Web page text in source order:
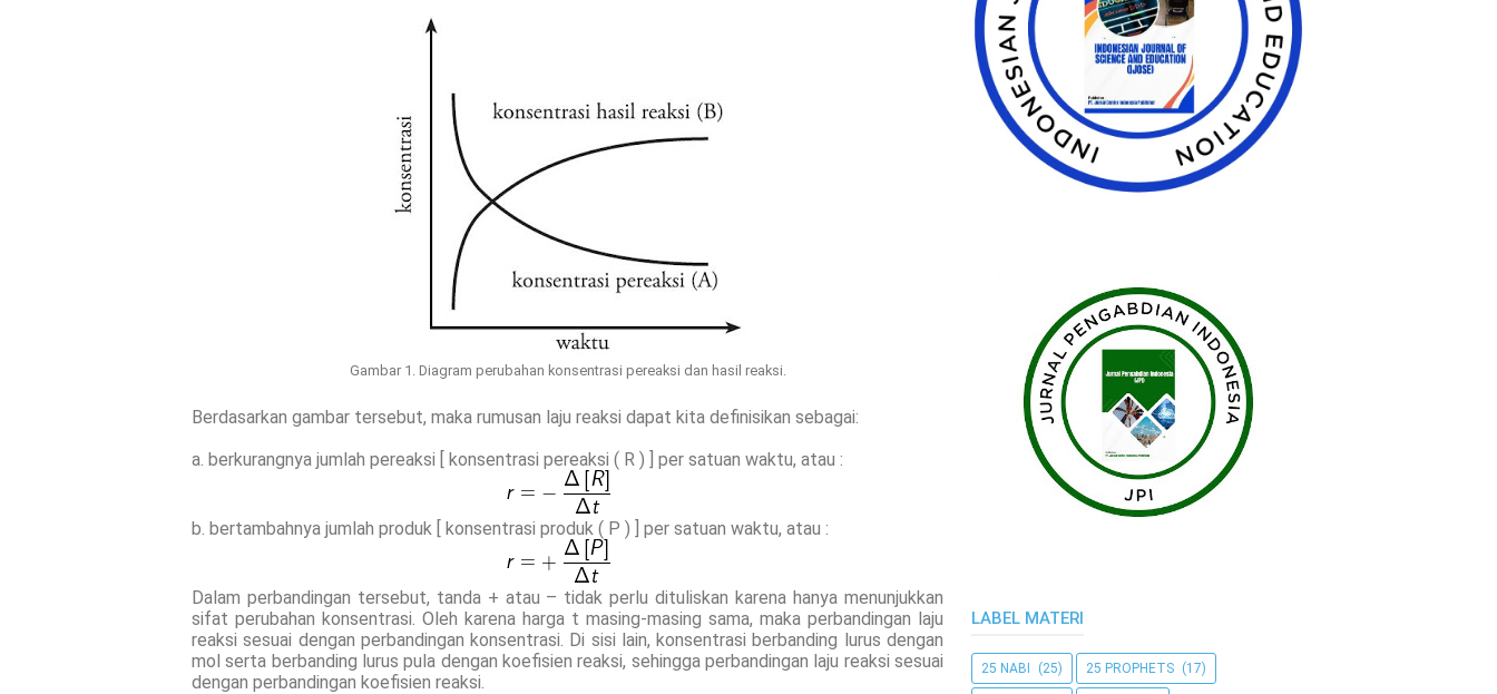
Gambar 1. Diagram perubahan konsentrasi pereaksi dan hasil reaksi.
Berdasarkan gambar tersebut, maka rumusan laju reaksi dapat kita definisikan sebagai:
a. berkurangnya jumlah pereaksi [ konsentrasi pereaksi ( R ) ] per satuan waktu, atau :
b. bertambahnya jumlah produk [ konsentrasi produk ( P ) ] per satuan waktu, atau :
Dalam perbandingan tersebut, tanda + atau – tidak perlu dituliskan karena hanya menunjukkan
sifat perubahan konsentrasi. Oleh karena harga t masing-masing sama, maka perbandingan laju
reaksi sesuai dengan perbandingan konsentrasi. Di sisi lain, konsentrasi berbanding lurus dengan
mol serta berbanding lurus pula dengan koefisien reaksi, sehingga perbandingan laju reaksi sesuai
dengan perbandingan koefisien reaksi.
LABEL MATERI
25 NABI (25) 25 PROPHETS (17)